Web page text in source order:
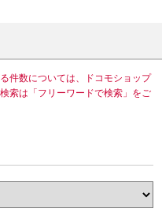
件数については、ドコモショップ
索は「フリーワードで検索」をご